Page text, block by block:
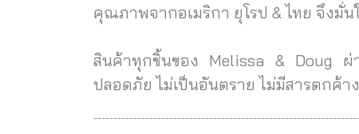
คุณภาพจากอเมริกา ยุโรป & ไทย จึงมั่
สินค้าทุกชิ้นของ Melissa & Doug ผ่
ปลอดภัย ไม่เป็นอันตราย ไม่มีสารตกค้